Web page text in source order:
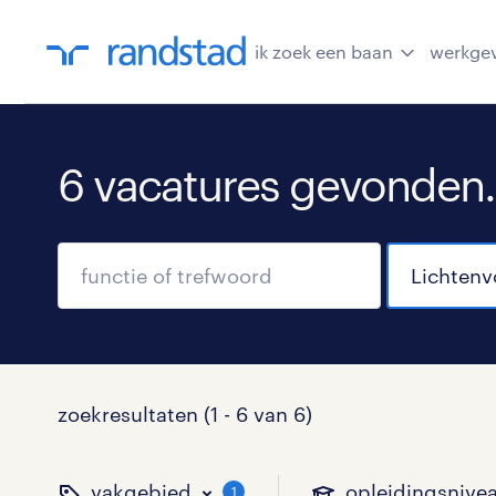
ik zoek een baan
6 vacatures gevonden.
zoekresultaten (1 - 6 van 6)
1